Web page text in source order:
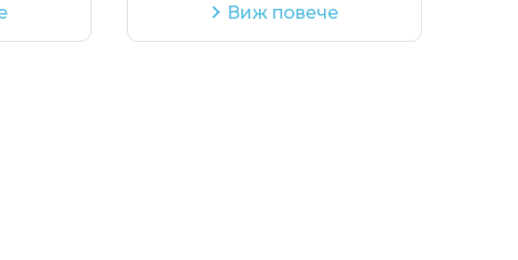
Виж повече